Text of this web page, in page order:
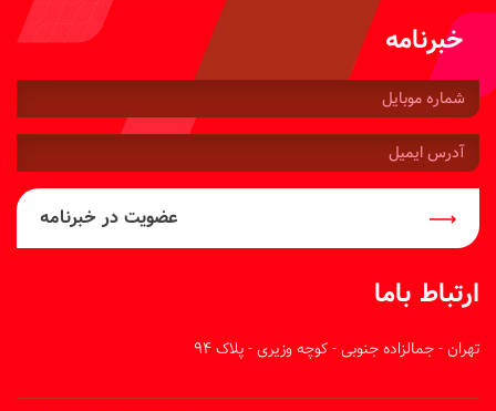
خبرنامه
شماره
موبایل:
آدرس
ایمیل:
عضویت در خبرنامه
ارتباط باما
تهران - جمالزاده جنوبی - کوچه وزیری - پلاک 94